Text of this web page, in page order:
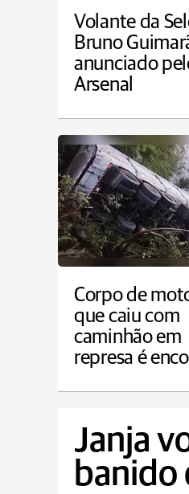
Volante da
Bruno
anunciado
Arsenal
Corpo de
que caiu com
caminhão em
represa é
Janja
banido